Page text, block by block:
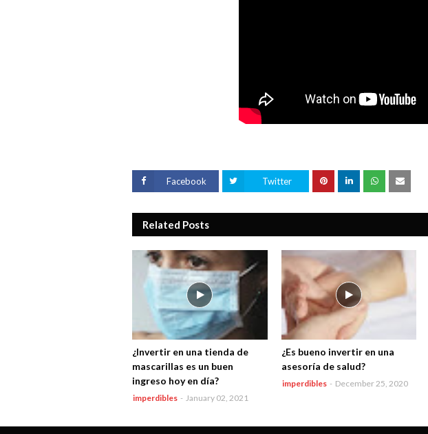
Facebook Twitter
Related Posts
¿Invertir en una tienda de
mascarillas es un buen
ingreso hoy en día?
imperdibles - January 02, 2021
¿Es bueno invertir en una
asesoría de salud?
imperdibles - December 25, 2020